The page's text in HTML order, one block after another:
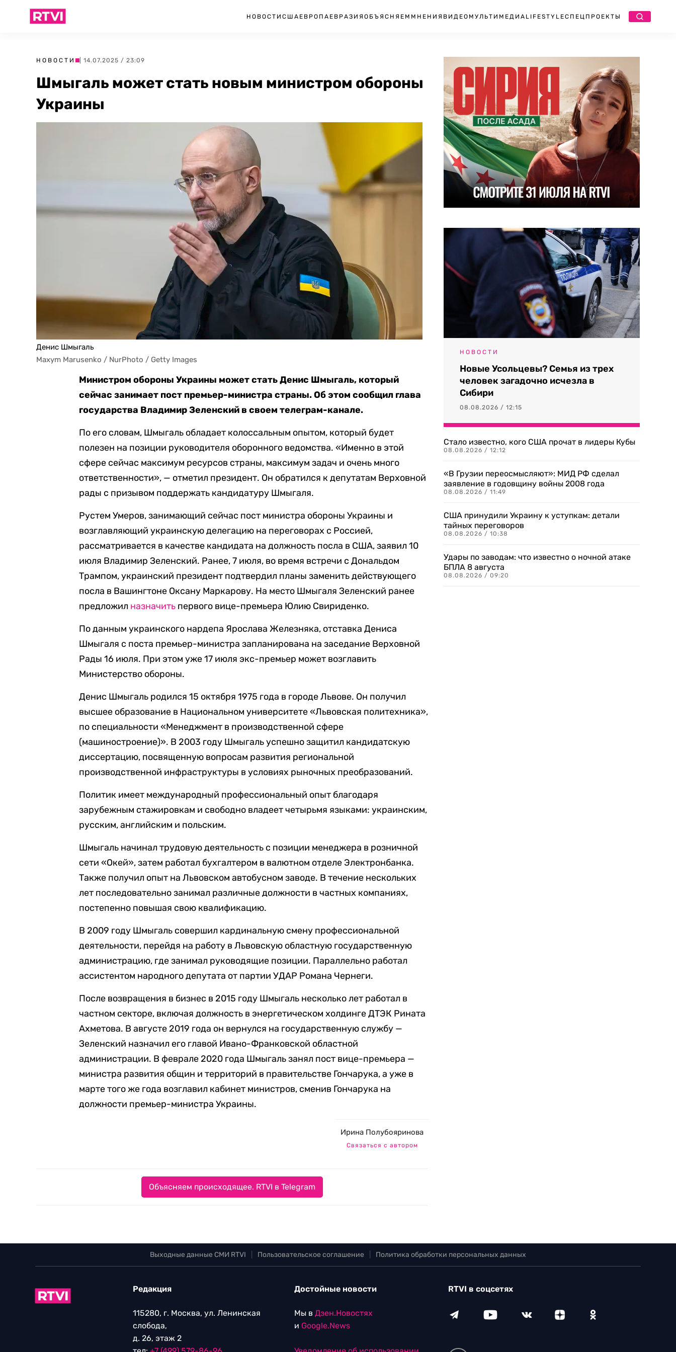
НОВОСТИ США ЕВРОПА ЕВРАЗИЯ ОБЪЯСНЯЕМ МНЕНИЯ ВИДЕО МУЛЬТИМЕДИА LIFESTYLEСПЕЦПРОЕКТЫ
НОВОСТИ | 14.07.2025 / 23:09
Шмыгаль может стать новым министром обороны
Украины
Денис Шмыгаль
Maxym Marusenko / NurPhoto / Getty Images
Министром обороны Украины может стать Денис Шмыгаль, который
сейчас занимает пост премьер-министра страны. Об этом сообщил глава
государства Владимир Зеленский в своем телеграм-канале.
По его словам, Шмыгаль обладает колоссальным опытом, который будет
полезен на позиции руководителя оборонного ведомства. «Именно в этой
сфере сейчас максимум ресурсов страны, максимум задач и очень много
ответственности», — отметил президент. Он обратился к депутатам Верховной
рады с призывом поддержать кандидатуру Шмыгаля.
Рустем Умеров, занимающий сейчас пост министра обороны Украины и
возглавляющий украинскую делегацию на переговорах с Россией,
рассматривается в качестве кандидата на должность посла в США, заявил 10
июля Владимир Зеленский. Ранее, 7 июля, во время встречи с Дональдом
Трампом, украинский президент подтвердил планы заменить действующего
посла в Вашингтоне Оксану Маркарову. На место Шмыгаля Зеленский ранее
предложил назначить первого вице-премьера Юлию Свириденко.
По данным украинского нардепа Ярослава Железняка, отставка Дениса
Шмыгаля с поста премьер-министра запланирована на заседание Верховной
Рады 16 июля. При этом уже 17 июля экс-премьер может возглавить
Министерство обороны.
Денис Шмыгаль родился 15 октября 1975 года в городе Львове. Он получил
высшее образование в Национальном университете «Львовская политехника»,
по специальности «Менеджмент в производственной сфере
(машиностроение)». В 2003 году Шмыгаль успешно защитил кандидатскую
диссертацию, посвященную вопросам развития региональной
производственной инфраструктуры в условиях рыночных преобразований.
Политик имеет международный профессиональный опыт благодаря
зарубежным стажировкам и свободно владеет четырьмя языками: украинским,
русским, английским и польским.
Шмыгаль начинал трудовую деятельность с позиции менеджера в розничной
сети «Окей», затем работал бухгалтером в валютном отделе Электронбанка.
Также получил опыт на Львовском автобусном заводе. В течение нескольких
лет последовательно занимал различные должности в частных компаниях,
постепенно повышая свою квалификацию.
В 2009 году Шмыгаль совершил кардинальную смену профессиональной
деятельности, перейдя на работу в Львовскую областную государственную
администрацию, где занимал руководящие позиции. Параллельно работал
ассистентом народного депутата от партии УДАР Романа Чернеги.
После возвращения в бизнес в 2015 году Шмыгаль несколько лет работал в
частном секторе, включая должность в энергетическом холдинге ДТЭК Рината
Ахметова. В августе 2019 года он вернулся на государственную службу —
Зеленский назначил его главой Ивано-Франковской областной
администрации. В феврале 2020 года Шмыгаль занял пост вице-премьера —
министра развития общин и территорий в правительстве Гончарука, а уже в
марте того же года возглавил кабинет министров, сменив Гончарука на
должности премьер-министра Украины.
Ирина Полубояринова
Связаться с автором
Объясняем происходящее. RTVI в Telegram
НОВОСТИ
Новые Усольцевы? Семья из трех
человек загадочно исчезла в
Сибири
08.08.2026 / 12:15
Стало известно, кого США прочат в лидеры Кубы
08.08.2026 / 12:12
«В Грузии переосмысляют»: МИД РФ сделал
заявление в годовщину войны 2008 года
08.08.2026 / 11:49
США принудили Украину к уступкам: детали
тайных переговоров
08.08.2026 / 10:38
Удары по заводам: что известно о ночной атаке
БПЛА 8 августа
08.08.2026 / 09:20
Выходные данные СМИ RTVI Пользовательское соглашение Политика обработки персональных данных
Редакция
115280, г. Москва, ул. Ленинская
слобода,
д. 26, этаж 2
Достойные новости
Мы в Дзен.Новостях
и Google.News
RTVI в соцсетях